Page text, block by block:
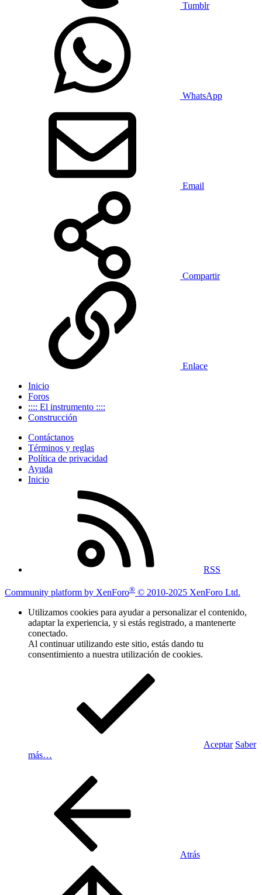
Tumblr
WhatsApp
Email
Compartir
Enlace
Inicio
Foros
:::: El instrumento ::::
Construcción
Contáctanos
Términos y reglas
Política de privacidad
Ayuda
Inicio
RSS
Community platform by XenForo® © 2010-2025 XenForo Ltd.
Utilizamos cookies para ayudar a personalizar el contenido,
adaptar la experiencia, y si estás registrado, a mantenerte
conectado.
Al continuar utilizando este sitio, estás dando tu
consentimiento a nuestra utilización de cookies.
Aceptar Saber
más…
Atrás